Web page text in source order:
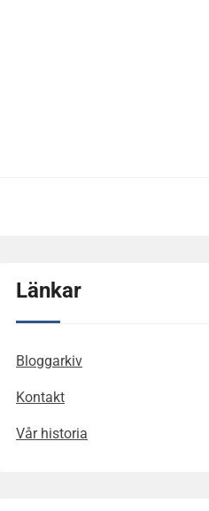
Länkar
Bloggarkiv
Kontakt
Vår historia